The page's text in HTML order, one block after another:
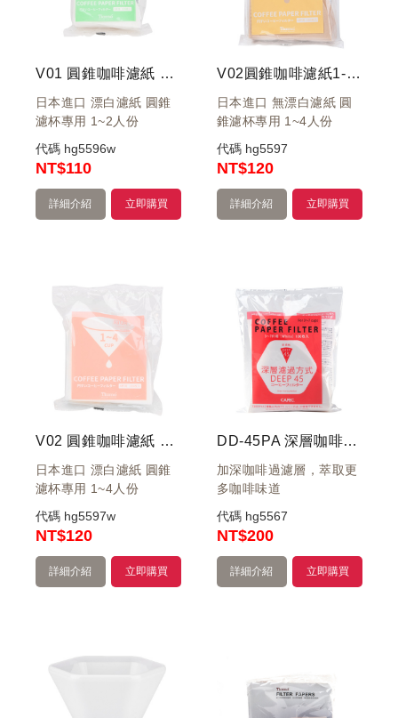
V01 圓錐咖啡濾紙 1-2人 100入 有漂白 袋裝
日本進口 漂白濾紙 圓錐
濾杯專用 1~2人份
代碼 hg5596w
NT$110
立即購買
詳細介紹
V02圓錐咖啡濾紙1-4人 100入(無漂白)(袋裝)
日本進口 無漂白濾紙 圓
錐濾杯專用 1~4人份
代碼 hg5597
NT$120
立即購買
詳細介紹
V02 圓錐咖啡濾紙 1-4人 100入 有漂白 袋裝
日本進口 漂白濾紙 圓錐
濾杯專用 1~4人份
代碼 hg5597w
NT$120
立即購買
詳細介紹
DD-45PA 深層咖啡濾紙 3~7杯 100入漂白(袋裝)
加深咖啡過濾層，萃取更
多咖啡味道
代碼 hg5567
NT$200
立即購買
詳細介紹